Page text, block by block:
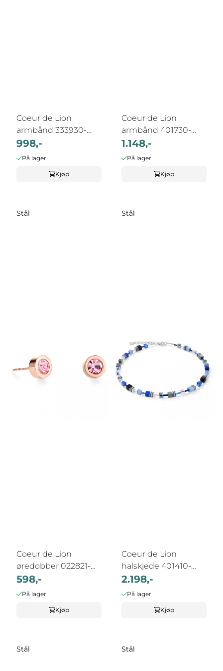
Coeur de Lion
armbånd 333930-
0319
998,-
På lager
Kjøp
Coeur de Lion
armbånd 401730-
0230
1.148,-
På lager
Kjøp
Stål
Coeur de Lion
øredobber 022821-
1920
598,-
På lager
Kjøp
Stål
Coeur de Lion
halskjede 401410-
0712
2.198,-
På lager
Kjøp
Stål Stål